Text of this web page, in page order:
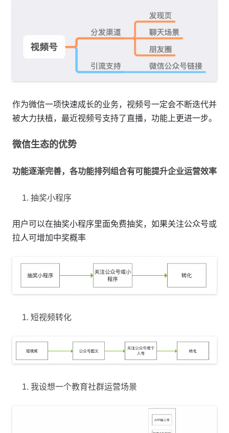
作为微信一项快速成长的业务，视频号一定会不断迭代并
被大力扶植，最近视频号支持了直播，功能上更进一步。
微信生态的优势
功能逐渐完善，各功能排列组合有可能提升企业运营效率
抽奖小程序
用户可以在抽奖小程序里面免费抽奖，如果关注公众号或
拉人可增加中奖概率
短视频转化
我设想一个教育社群运营场景